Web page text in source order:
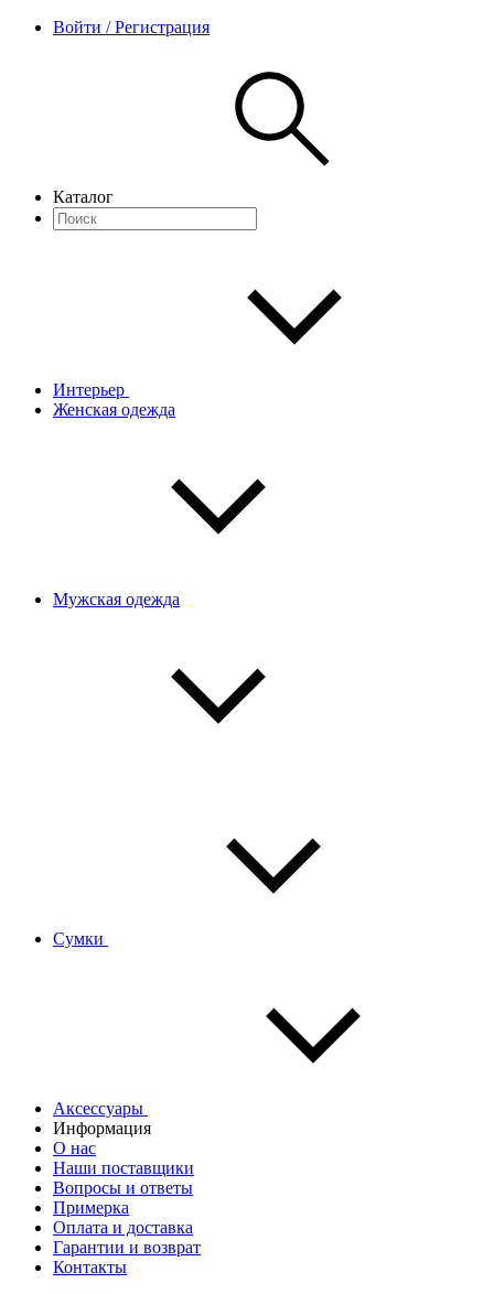
Войти / Регистрация
Каталог
Интерьер
Женская одежда
Мужская одежда
Сумки
Аксессуары
Информация
О нас
Наши поставщики
Вопросы и ответы
Примерка
Оплата и доставка
Гарантии и возврат
Контакты